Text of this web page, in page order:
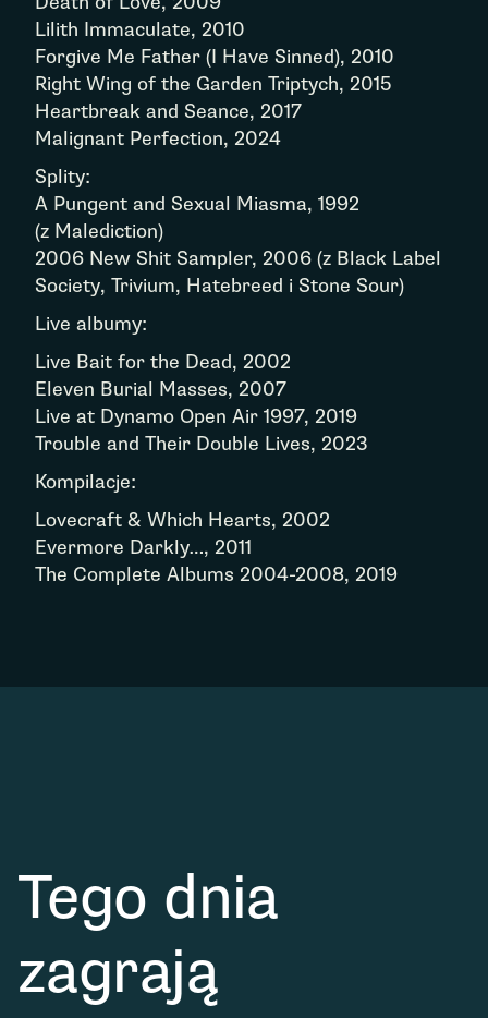
Lilith Immaculate, 2010
Forgive Me Father (I Have Sinned), 2010
Right Wing of the Garden Triptych, 2015
Heartbreak and Seance, 2017
Malignant Perfection, 2024
Splity:
A Pungent and Sexual Miasma, 1992
(z Malediction)
2006 New Shit Sampler, 2006 (z Black Label
Society, Trivium, Hatebreed i Stone Sour)
Live albumy:
Live Bait for the Dead, 2002
Eleven Burial Masses, 2007
Live at Dynamo Open Air 1997, 2019
Trouble and Their Double Lives, 2023
Kompilacje:
Lovecraft & Which Hearts, 2002
Evermore Darkly…, 2011
The Complete Albums 2004-2008, 2019
Tego dnia
zagrają